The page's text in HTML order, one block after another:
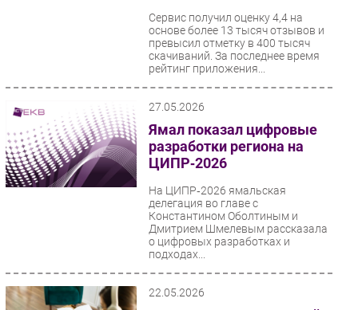
Сервис получил оценку 4,4 на
основе более 13 тысяч отзывов и
превысил отметку в 400 тысяч
скачиваний. За последнее время
рейтинг приложения...
27.05.2026
Ямал показал цифровые
разработки региона на
ЦИПР‑2026
На ЦИПР‑2026 ямальская
делегация во главе с
Константином Оболтиным и
Дмитрием Шмелевым рассказала
о цифровых разработках и
подходах...
22.05.2026